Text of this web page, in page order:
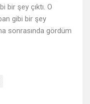
bir şey çıktı. O
gibi bir şey
sonrasında gördüm